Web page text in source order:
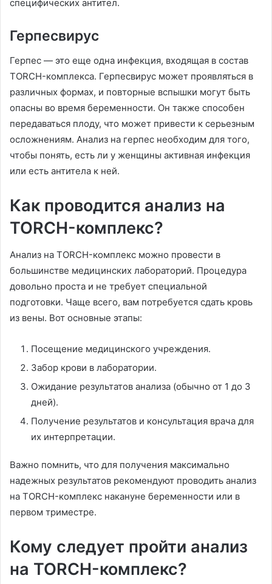
специфических антител.
Герпесвирус
Герпес — это еще одна инфекция, входящая в состав
TORCH-комплекса. Герпесвирус может проявляться в
различных формах, и повторные вспышки могут быть
опасны во время беременности. Он также способен
передаваться плоду, что может привести к серьезным
осложнениям. Анализ на герпес необходим для того,
чтобы понять, есть ли у женщины активная инфекция
или есть антитела к ней.
Как проводится анализ на
TORCH-комплекс?
Анализ на TORCH-комплекс можно провести в
большинстве медицинских лабораторий. Процедура
довольно проста и не требует специальной
подготовки. Чаще всего, вам потребуется сдать кровь
из вены. Вот основные этапы:
Посещение медицинского учреждения.
Забор крови в лаборатории.
Ожидание результатов анализа (обычно от 1 до 3
дней).
Получение результатов и консультация врача для
их интерпретации.
Важно помнить, что для получения максимально
надежных результатов рекомендуют проводить анализ
на TORCH-комплекс накануне беременности или в
первом триместре.
Кому следует пройти анализ
на TORCH-комплекс?